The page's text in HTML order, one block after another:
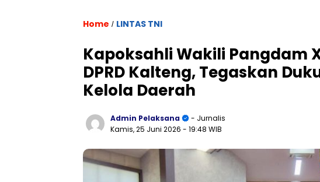
Home / LINTAS TNI
Kapoksahli Wakili Pangdam
DPRD Kalteng, Tegaskan
Kelola Daerah
Admin Pelaksana
- Jurnalis
Kamis, 25 Juni 2026 - 19:48 WIB